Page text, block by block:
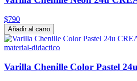
$790
Añadir al carro
Varilla Chenille Color Pastel